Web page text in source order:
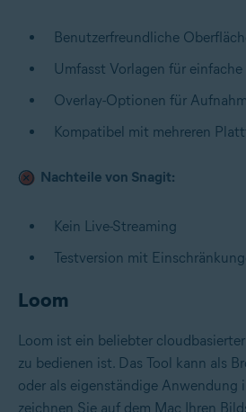
Benutzerfreundliche
Umfasst Vorlagen für
Overlay-Optionen für
Kompatibel mit mehreren
Nachteile von Snagit:
Kein Live-Streaming
Testversion mit
Loom
Loom ist ein beliebter
zu bedienen ist. Das Tool kann als
oder als eigenständige Anwendung
zeichnen Sie auf dem Mac Ihren